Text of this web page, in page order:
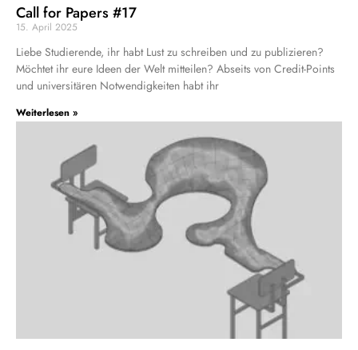
Call for Papers #17
15. April 2025
Liebe Studierende, ihr habt Lust zu schreiben und zu publizieren?
Möchtet ihr eure Ideen der Welt mitteilen? Abseits von Credit-Points
und universitären Notwendigkeiten habt ihr
Weiterlesen »